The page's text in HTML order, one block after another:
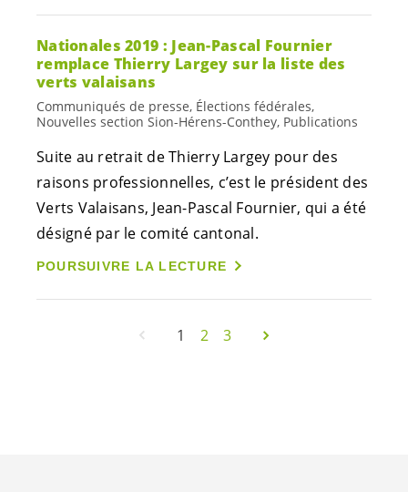
Nationales 2019 : Jean-Pascal Fournier
remplace Thierry Largey sur la liste des
verts valaisans
Communiqués de presse, Élections fédérales,
Nouvelles section Sion-Hérens-Conthey, Publications
Suite au retrait de Thierry Largey pour des
raisons professionnelles, c’est le président des
Verts Valaisans, Jean-Pascal Fournier, qui a été
désigné par le comité cantonal.
POURSUIVRE LA LECTURE
1 2 3